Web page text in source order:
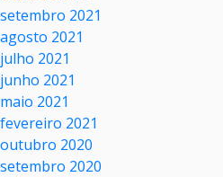
setembro 2021
agosto 2021
julho 2021
junho 2021
maio 2021
fevereiro 2021
outubro 2020
setembro 2020